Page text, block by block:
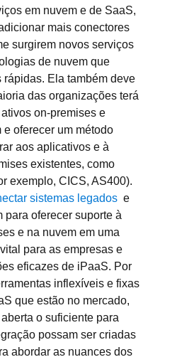
em nuvem e de SaaS,
mais conectores
surgirem novos serviços
de nuvem que
Ela também deve
das organizações terá
on-premises e
oferecer um método
aos aplicativos e à
existentes, como
exemplo, CICS, AS400).
sistemas legados e
oferecer suporte à
e na nuvem em uma
para as empresas e
eficazes de iPaaS. Por
inflexíveis e fixas
que estão no mercado,
o suficiente para
possam ser criadas
abordar as nuances dos